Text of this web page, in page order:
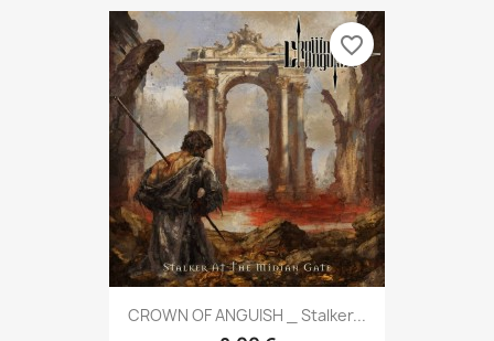
CROWN OF ANGUISH _ Stalker...
favorite_border